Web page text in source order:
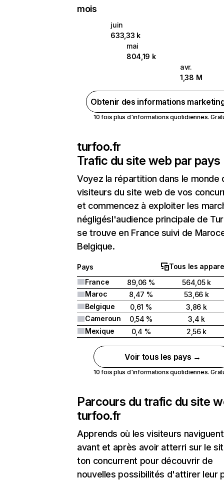
mois
juin
633,33 k
mai
804,19 k
avr.
1,38 M
Obtenir des informations
10 fois plus d'informations quotidiennes.
turfoo.fr
Trafic du site web par pays
Voyez la répartition dans le monde
visiteurs du site web de vos
et commencez à exploiter les
négligésl'audience principale de
se trouve en France suivi de
Belgique.
Pays
Tous les
France
89,06 %
564,05 k
Maroc
8,47 %
53,66 k
Belgique
0,61 %
3,86 k
Cameroun
0,54 %
3,4 k
Mexique
0,4 % 2,56 k
Voir tous les pays →
10 fois plus d'informations quotidiennes.
Parcours du trafic du site
turfoo.fr
Apprends où les visiteurs naviguent
avant et après avoir atterri sur le
ton concurrent pour découvrir de
nouvelles possibilités d'attirer leur